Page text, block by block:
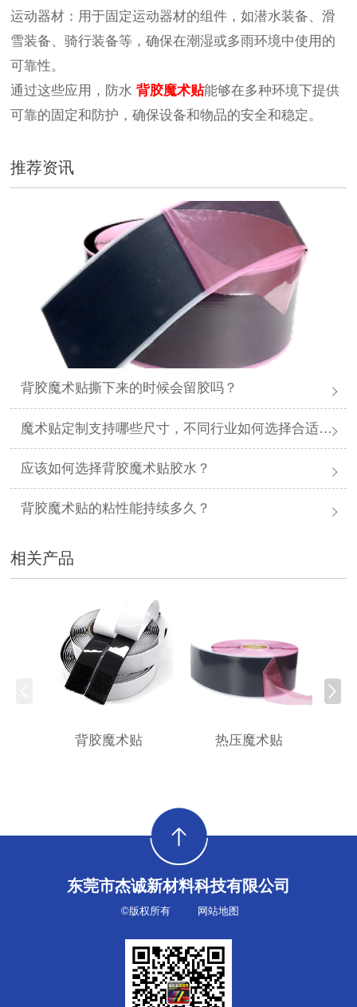
运动器材：用于固定运动器材的组件，如潜水装备、滑
雪装备、骑行装备等，确保在潮湿或多雨环境中使用的
可靠性。
通过这些应用，防水背胶魔术贴能够在多种环境下提供
可靠的固定和防护，确保设备和物品的安全和稳定。
推荐资讯
背胶魔术贴撕下来的时候会留胶吗？
魔术贴定制支持哪些尺寸，不同行业如何选择合适规格？
应该如何选择背胶魔术贴胶水？
背胶魔术贴的粘性能持续多久？
相关产品
背胶魔术贴 热压魔术贴
东莞市杰诚新材料科技有限公司
©版权所有 网站地图